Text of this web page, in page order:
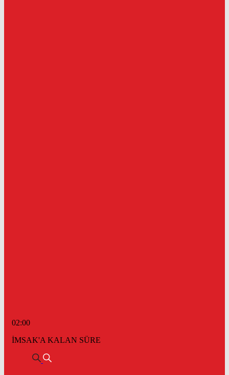
02:00
İMSAK'A KALAN SÜRE